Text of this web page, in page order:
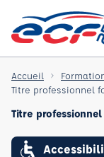
Accueil
Titre professionnel
Titre